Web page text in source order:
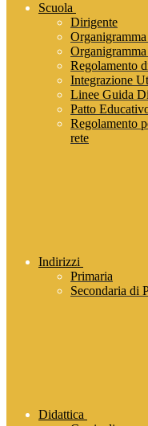
Scuola
Dirigente
Regolamento
Integrazione
Linee Guida
Patto
Regolamento
rete
Indirizzi
Primaria
Secondaria di
Didattica